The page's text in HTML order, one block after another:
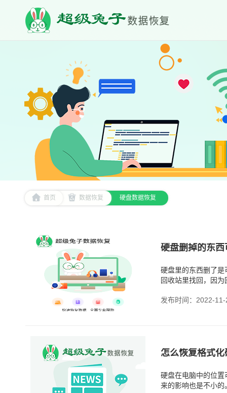
首页 数据恢复 硬盘数据恢复
硬盘删掉的东
硬盘里的东西删了
回收站里找回，因
发布时间：2022-11-
怎么恢复格式
硬盘在电脑中的位
来的影响也是不小